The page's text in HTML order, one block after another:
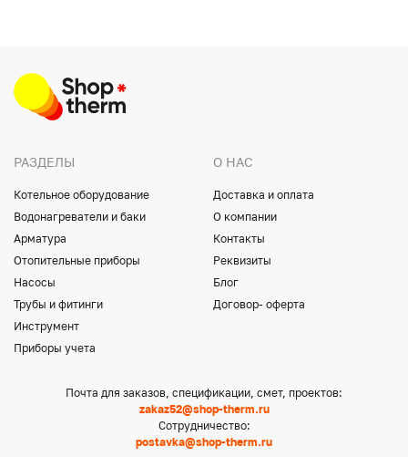
РАЗДЕЛЫ
Котельное оборудование
Водонагреватели и баки
Арматура
Отопительные приборы
Насосы
Трубы и фитинги
Инструмент
Приборы учета
О НАС
Доставка и оплата
О компании
Контакты
Реквизиты
Блог
Договор- оферта
Почта для заказов, спецификации, смет, проектов:
zakaz52@shop-therm.ru
Сотрудничество:
postavka@shop-therm.ru